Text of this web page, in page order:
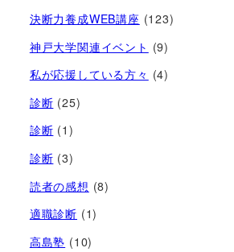
決断力養成WEB講座 (123)
神戸大学関連イベント (9)
私が応援している方々 (4)
診断 (25)
診断 (1)
診断 (3)
読者の感想 (8)
適職診断 (1)
高島塾 (10)